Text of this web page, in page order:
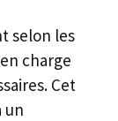
selon les
charge
Cet
un